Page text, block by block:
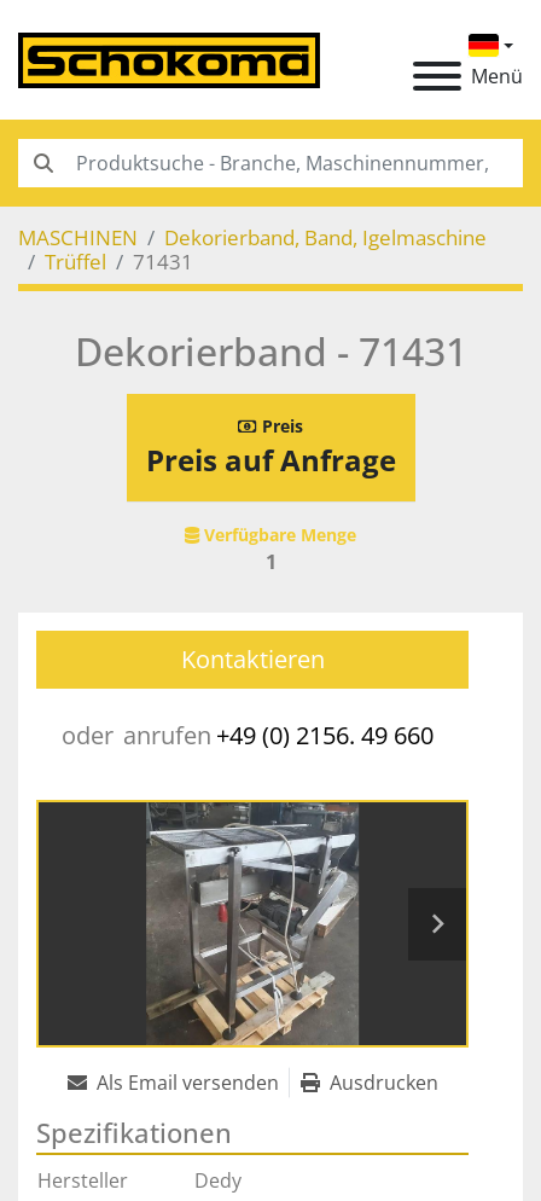
Menü
MASCHINEN
Dekorierband, Band, Igelmaschine
Trüffel
71431
Dekorierband - 71431
Preis
Preis auf Anfrage
Verfügbare Menge
1
Kontaktieren
oder anrufen +49 (0) 2156. 49 660
Als Email versenden Ausdrucken
Spezifikationen
Hersteller
Dedy